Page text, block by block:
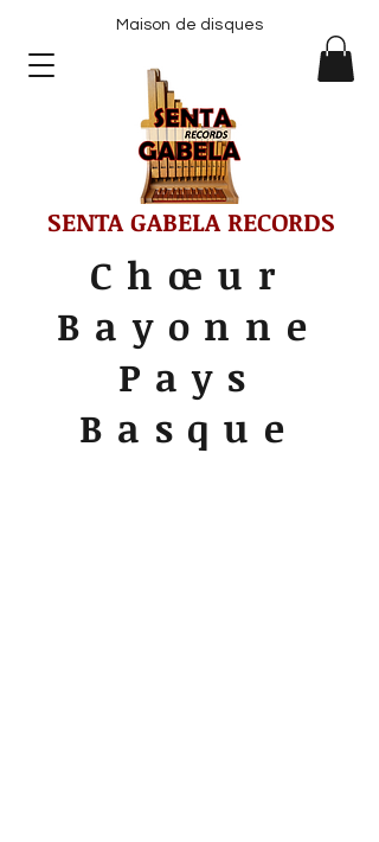
SENTA GABELA RECORDS
Maison de disques
Chœur
Bayonne
Pays
Basque